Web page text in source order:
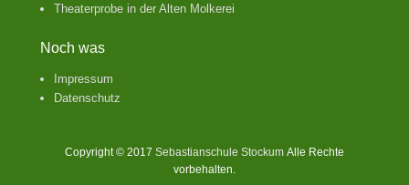
Theaterprobe in der Alten Molkerei
Noch was
Impressum
Datenschutz
Copyright © 2017 Sebastianschule Stockum Alle Rechte
vorbehalten.